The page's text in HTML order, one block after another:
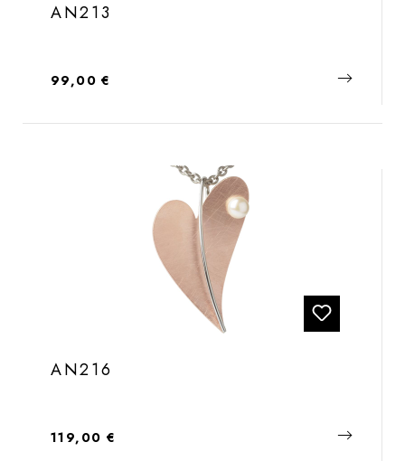
AN213
Regulärer Preis:
99,00 €
AN216
Regulärer Preis:
119,00 €